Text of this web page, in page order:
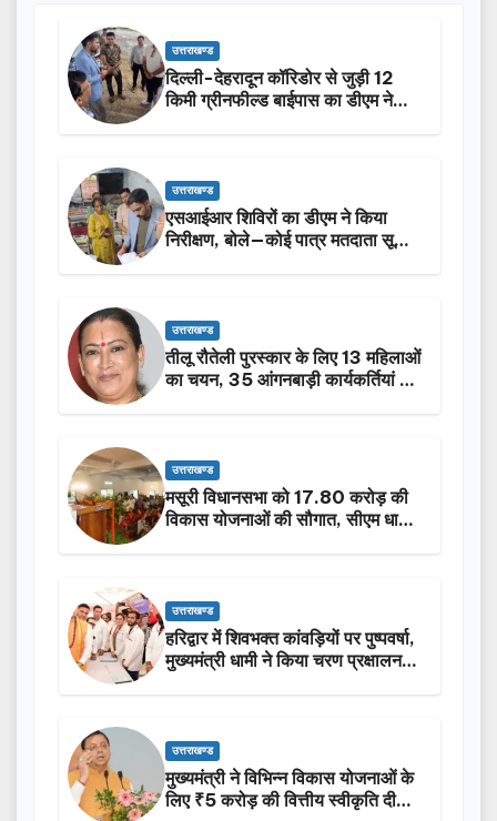
उत्तराखण्ड
दिल्ली-देहरादून कॉरिडोर से जुड़ी 12
किमी ग्रीनफील्ड बाईपास का डीएम ने
उत्तराखण्ड
एसआईआर शिविरों का डीएम ने किया
निरीक्षण, बोले—कोई पात्र मतदाता सूची
उत्तराखण्ड
तीलू रौतेली पुरस्कार के लिए 13 महिलाओं
का चयन, 35 आंगनबाड़ी कार्यकर्तियां भी
उत्तराखण्ड
मसूरी विधानसभा को 17.80 करोड़ की
विकास योजनाओं की सौगात, सीएम धामी
उत्तराखण्ड
हरिद्वार में शिवभक्त कांवड़ियों पर पुष्पवर्षा,
मुख्यमंत्री धामी ने किया चरण प्रक्षालन…
उत्तराखण्ड
मुख्यमंत्री ने विभिन्न विकास योजनाओं के
लिए ₹5 करोड़ की वित्तीय स्वीकृति दी…